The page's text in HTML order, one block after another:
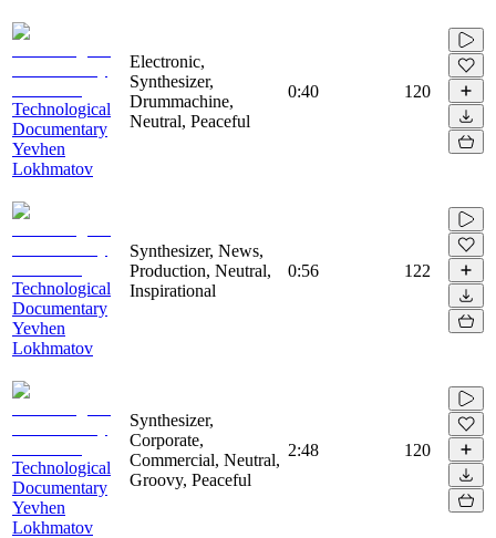
Technological
Documentary
Yevhen
Lokhmatov
Electronic,
Synthesizer,
Drummachine,
Neutral, Peaceful
0:40 120
Technological
Documentary
Yevhen
Lokhmatov
Synthesizer, News,
Production, Neutral,
Inspirational
0:56 122
Technological
Documentary
Yevhen
Lokhmatov
Synthesizer,
Corporate,
Commercial, Neutral,
Groovy, Peaceful
2:48 120